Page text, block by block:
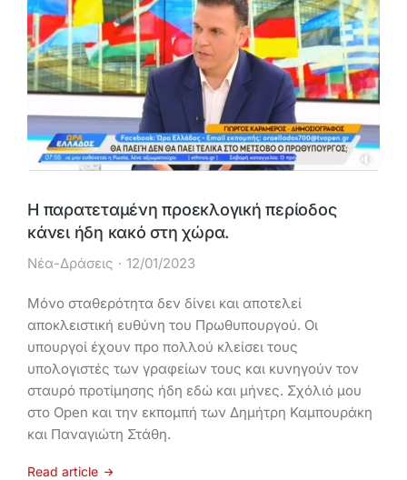
Η παρατεταμένη προεκλογική περίοδος
κάνει ήδη κακό στη χώρα.
Νέα-Δράσεις 12/01/2023
Mόνο σταθερότητα δεν δίνει και αποτελεί
αποκλειστική ευθύνη του Πρωθυπουργού. Οι
υπουργοί έχουν προ πολλού κλείσει τους
υπολογιστές των γραφείων τους και κυνηγούν τον
σταυρό προτίμησης ήδη εδώ και μήνες. Σχόλιό μου
στο Open και την εκπομπή των Δημήτρη Καμπουράκη
και Παναγιώτη Στάθη.
Read article